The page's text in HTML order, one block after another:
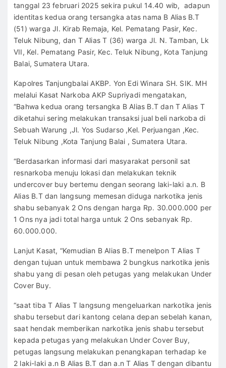
tanggal 23 februari 2025 sekira pukul 14.40 wib, adapun
identitas kedua orang tersangka atas nama B Alias B.T
(51) warga Jl. Kirab Remaja, Kel. Pematang Pasir, Kec.
Teluk Nibung, dan T Alias T (36) warga Jl. N. Tamban, Lk
VII, Kel. Pematang Pasir, Kec. Teluk Nibung, Kota Tanjung
Balai, Sumatera Utara.
Kapolres Tanjungbalai AKBP. Yon Edi Winara SH. SIK. MH
melalui Kasat Narkoba AKP Supriyadi mengatakan,
“Bahwa kedua orang tersangka B Alias B.T dan T Alias T
diketahui sering melakukan transaksi jual beli narkoba di
Sebuah Warung ,Jl. Yos Sudarso ,Kel. Perjuangan ,Kec.
Teluk Nibung ,Kota Tanjung Balai , Sumatera Utara.
“Berdasarkan informasi dari masyarakat personil sat
resnarkoba menuju lokasi dan melakukan teknik
undercover buy bertemu dengan seorang laki-laki a.n. B
Alias B.T dan langsung memesan diduga narkotika jenis
shabu sebanyak 2 Ons dengan harga Rp. 30.000.000 per
1 Ons nya jadi total harga untuk 2 Ons sebanyak Rp.
60.000.000.
Lanjut Kasat, “Kemudian B Alias B.T menelpon T Alias T
dengan tujuan untuk membawa 2 bungkus narkotika jenis
shabu yang di pesan oleh petugas yang melakukan Under
Cover Buy.
“saat tiba T Alias T langsung mengeluarkan narkotika jenis
shabu tersebut dari kantong celana depan sebelah kanan,
saat hendak memberikan narkotika jenis shabu tersebut
kepada petugas yang melakukan Under Cover Buy,
petugas langsung melakukan penangkapan terhadap ke
2 laki-laki a.n B Alias B.T dan a.n T Alias T dengan dibantu